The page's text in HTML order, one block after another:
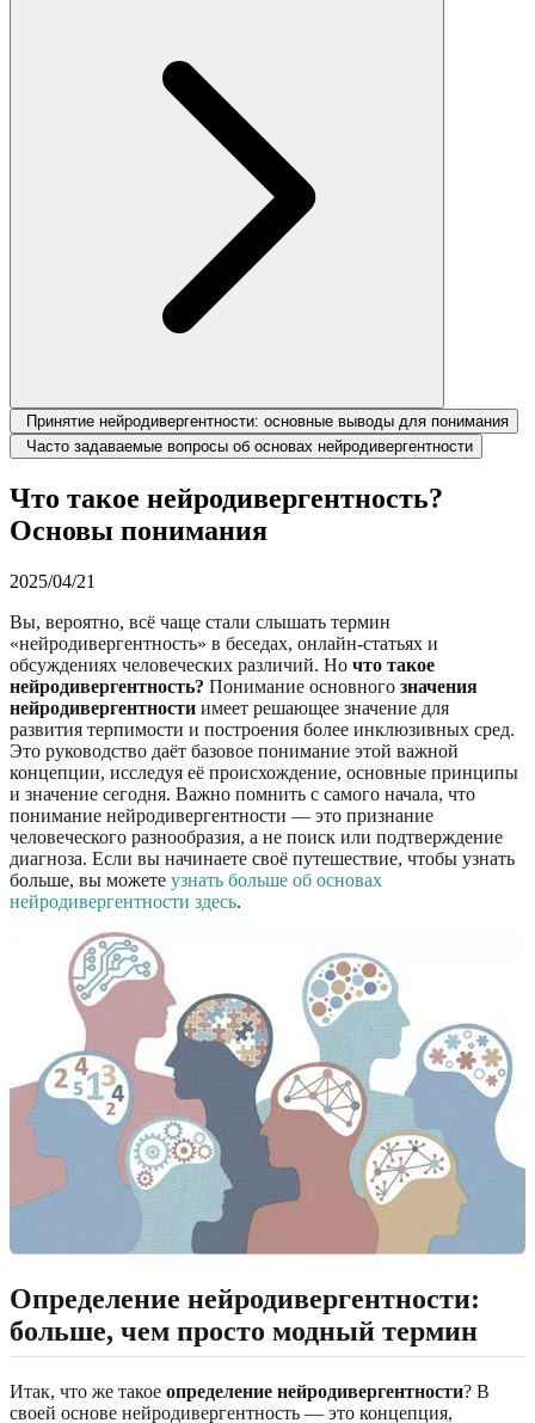
Принятие нейродивергентности: основные выводы для понимания
Часто задаваемые вопросы об основах нейродивергентности
Что такое нейродивергентность?
Основы понимания
2025/04/21
Вы, вероятно, всё чаще стали слышать термин
«нейродивергентность» в беседах, онлайн-статьях и
обсуждениях человеческих различий. Но что такое
нейродивергентность? Понимание основного значения
нейродивергентности имеет решающее значение для
развития терпимости и построения более инклюзивных сред.
Это руководство даёт базовое понимание этой важной
концепции, исследуя её происхождение, основные принципы
и значение сегодня. Важно помнить с самого начала, что
понимание нейродивергентности — это признание
человеческого разнообразия, а не поиск или подтверждение
диагноза. Если вы начинаете своё путешествие, чтобы узнать
больше, вы можете узнать больше об основах
нейродивергентности здесь.
Определение нейродивергентности:
больше, чем просто модный термин
Итак, что же такое определение нейродивергентности? В
своей основе нейродивергентность — это концепция,